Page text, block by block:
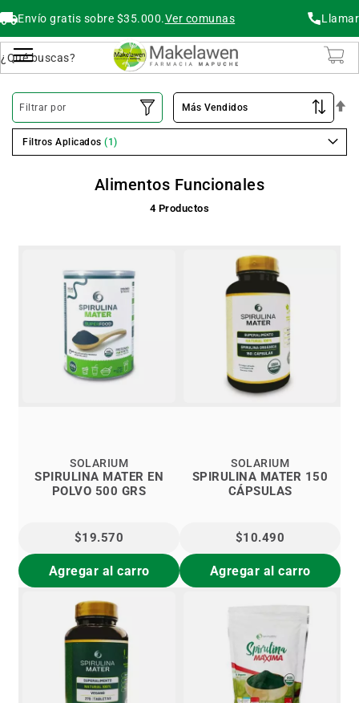
Envío gratis sobre $35.000.Ver comunas Llamar
Alimentos Funcionales
4Productos
SPIRULINA MATER EN
POLVO 500 GRS
SOLARIUM
$19.570
Agregar al carro
SPIRULINA MATER 150
CÁPSULAS
SOLARIUM
$10.490
Agregar al carro
Filtrar por
Filtros Aplicados